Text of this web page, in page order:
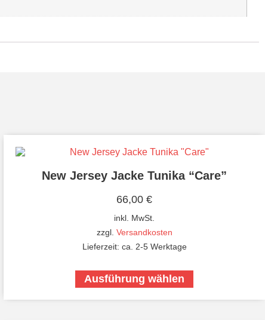
New Jersey Jacke Tunika “Care”
66,00 €
inkl. MwSt.
zzgl. Versandkosten
Lieferzeit: ca. 2-5 Werktage
Ausführung wählen